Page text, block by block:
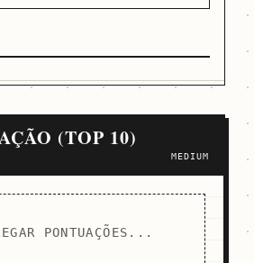
(TOP 10)
MEDIUM
PONTUAÇÕES...